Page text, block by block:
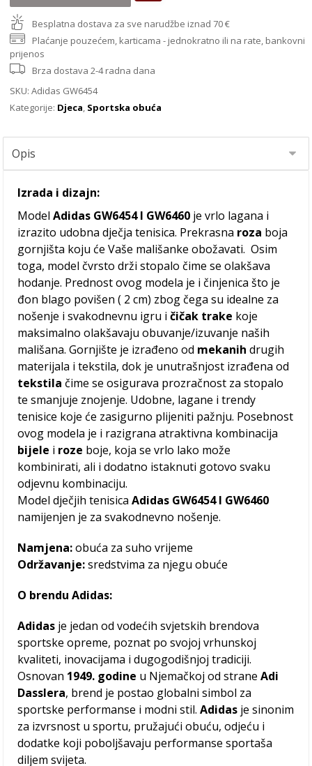
Besplatna dostava za sve narudžbe iznad 70 €
Plaćanje pouzećem, karticama - jednokratno ili na rate, bankovni
prijenos
Brza dostava 2-4 radna dana
SKU:Adidas GW6454
Kategorije: Djeca, Sportska obuća
Izrada i dizajn:
ModelAdidas GW6454 I GW6460 je vrlo lagana i
izrazito udobna dječja tenisica. Prekrasna roza boja
gornjišta koju će Vaše mališanke obožavati. Osim
toga, model čvrsto drži stopalo čime se olakšava
hodanje. Prednost ovog modela je i činjenica što je
đon blago povišen ( 2 cm) zbog čega su idealne za
nošenje i svakodnevnu igru i čičak trake koje
maksimalno olakšavaju obuvanje/izuvanje naših
mališana. Gornjište je izrađeno od mekanih drugih
materijala i tekstila, dok je unutrašnjost izrađena od
tekstila čime se osigurava prozračnost za stopalo
te smanjuje znojenje. Udobne, lagane i trendy
tenisice koje će zasigurno plijeniti pažnju. Posebnost
ovog modela je i razigrana atraktivna kombinacija
bijele i roze boje, koja se vrlo lako može
kombinirati, ali i dodatno istaknuti gotovo svaku
odjevnu kombinaciju.
Model dječjih tenisicaAdidas GW6454 I GW6460
namijenjen je za svakodnevno nošenje.
Namjena:obuća za suho vrijeme
Održavanje:sredstvima za njegu obuće
O brendu Adidas:
Adidas je jedan od vodećih svjetskih brendova
sportske opreme, poznat po svojoj vrhunskoj
kvaliteti, inovacijama i dugogodišnjoj tradiciji.
Osnovan 1949. godine u Njemačkoj od straneAdi
Dasslera, brend je postao globalni simbol za
sportske performanse i modni stil.Adidas je sinonim
za izvrsnost u sportu, pružajući obuću, odjeću i
dodatke koji poboljšavaju performanse sportaša
diljem svijeta.